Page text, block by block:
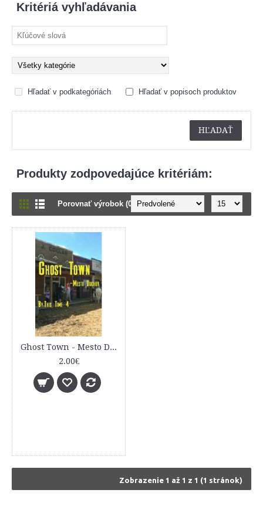
Kritériá vyhľadávania
Hľadať v podkategóriách Hľadať v popisoch produktov
Produkty zodpovedajúce kritériám:
Porovnať výrobok (0)
Ghost Town - Mesto Duchov
2.00€
Zobrazenie 1 až 1 z 1 (1 stránok)